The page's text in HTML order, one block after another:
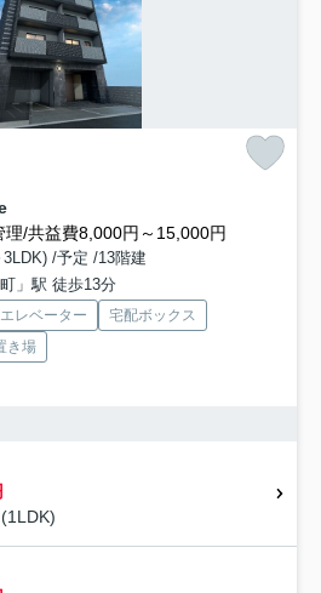
理/共益費8,000円～15,000円
/予定 /13階建
」駅 徒歩13分
エレベーター
宅配ボックス
き場